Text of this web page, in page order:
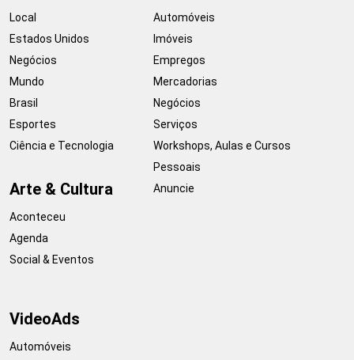
Local
Estados Unidos
Negócios
Mundo
Brasil
Esportes
Ciência e Tecnologia
Arte & Cultura
Aconteceu
Agenda
Social & Eventos
Automóveis
Imóveis
Empregos
Mercadorias
Negócios
Serviços
Workshops, Aulas e Cursos
Pessoais
Anuncie
VideoAds
Automóveis